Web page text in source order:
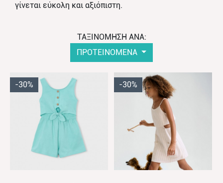
γίνεται εύκολη και αξιόπιστη.
ΤΑΞΙΝΟΜΗΣΗ ΑΝΑ:
ΠΡΟΤΕΙΝΟΜΕΝΑ
-30% -30%